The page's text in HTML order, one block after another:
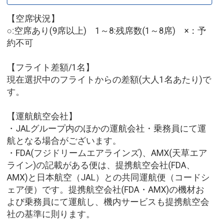
【空席状況】
○:空席あり(9席以上) 1～8:残席数(1～8席) ×：予
約不可
【フライト差額/1名】
現在選択中のフライトからの差額(大人1名あたり)で
す。
【運航航空会社】
・JALグループ内のほかの運航会社・乗務員にて運
航となる場合がございます。
・FDA(フジドリームエアラインズ)、AMX(天草エア
ライン)の記載がある便は、提携航空会社(FDA、
AMX)と日本航空（JAL）との共同運航便（コードシ
ェア便）です。提携航空会社(FDA・AMX)の機材お
よび乗務員にて運航し、機内サービスも提携航空会
社の基準に則ります。